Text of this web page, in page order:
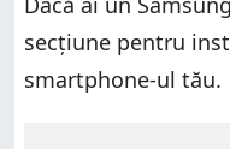
secțiune pentru
smartphone-ul tău.